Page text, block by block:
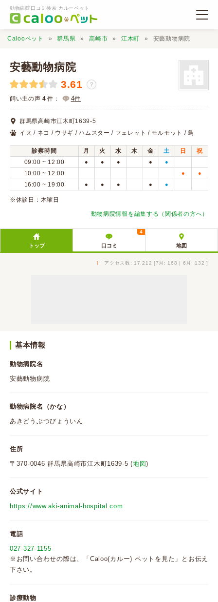
動物病院口コミ検索 カルーペット
動物病院検索
口コミ検索
Calooペットとは？
口コミ投稿
Calooペット 群馬県 高崎市 江木町 安藝動物病院
安藝動物病院
3.61 ？
飼い主の声 4 件： 4件
群馬県高崎市江木町1639-5
イヌ / ネコ / ウサギ / ハムスター / フェレット / モルモット / 鳥
診察時間 月 火 水 木 金 土 日
祝
09:00 ~ 12:00
● ● ● ● ●
10:00 ~ 12:00 ● ●
16:00 ~ 19:00 ● ● ● ● ●
※休診日：木曜日
動物病院情報を編集する（関係者の方へ）
トップ 口コミ
4
地図
↑ アクセス数: 17,212 [7月: 168 | 6月: 132 ]
基本情報
動物病院名
安藝動物病院
動物病院名（かな）
あきどうぶつびょういん
住所
〒370-0046 群馬県高崎市江木町1639-5 (地図)
公式サイト
https://www.aki-animal-hospital.com
電話
027-327-1155
※お問い合わせの際は、「Caloo(カルー) ペットを見た」とお伝え
下さい。
診療動物